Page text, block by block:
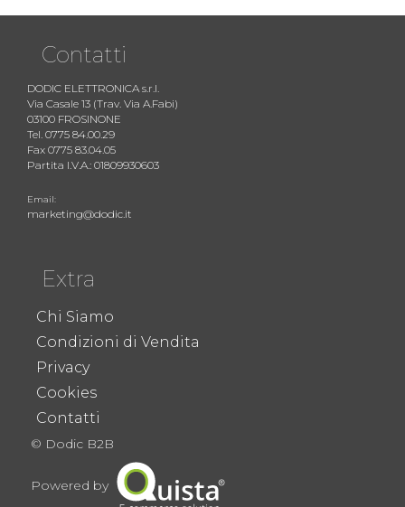
Contatti
DODIC ELETTRONICA s.r.l.
Via Casale 13 (Trav. Via A.Fabi)
03100 FROSINONE
Tel. 0775 84.00.29
Fax 0775 83.04.05
Partita I.V.A.: 01809930603
Email:
marketing@dodic.it
Extra
Chi Siamo
Condizioni di Vendita
Privacy
Cookies
Contatti
© Dodic B2B
Powered by